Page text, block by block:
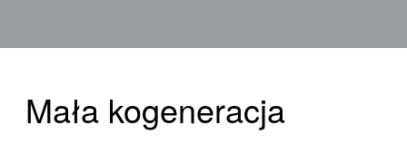
Mała kogeneracja